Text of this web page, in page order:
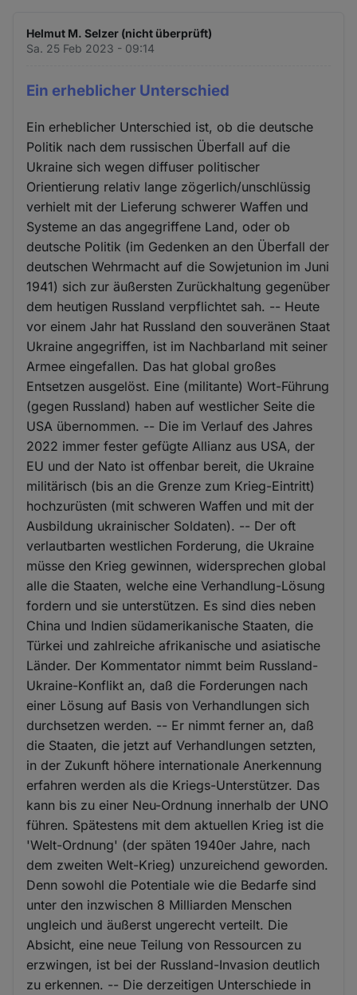
Helmut M. Selzer (nicht überprüft)
Sa. 25 Feb 2023 - 09:14
Ein erheblicher Unterschied
Ein erheblicher Unterschied ist, ob die deutsche
Politik nach dem russischen Überfall auf die
Ukraine sich wegen diffuser politischer
Orientierung relativ lange zögerlich/unschlüssig
verhielt mit der Lieferung schwerer Waffen und
Systeme an das angegriffene Land, oder ob
deutsche Politik (im Gedenken an den Überfall der
deutschen Wehrmacht auf die Sowjetunion im Juni
1941) sich zur äußersten Zurückhaltung gegenüber
dem heutigen Russland verpflichtet sah. -- Heute
vor einem Jahr hat Russland den souveränen Staat
Ukraine angegriffen, ist im Nachbarland mit seiner
Armee eingefallen. Das hat global großes
Entsetzen ausgelöst. Eine (militante) Wort-Führung
(gegen Russland) haben auf westlicher Seite die
USA übernommen. -- Die im Verlauf des Jahres
2022 immer fester gefügte Allianz aus USA, der
EU und der Nato ist offenbar bereit, die Ukraine
militärisch (bis an die Grenze zum Krieg-Eintritt)
hochzurüsten (mit schweren Waffen und mit der
Ausbildung ukrainischer Soldaten). -- Der oft
verlautbarten westlichen Forderung, die Ukraine
müsse den Krieg gewinnen, widersprechen global
alle die Staaten, welche eine Verhandlung-Lösung
fordern und sie unterstützen. Es sind dies neben
China und Indien südamerikanische Staaten, die
Türkei und zahlreiche afrikanische und asiatische
Länder. Der Kommentator nimmt beim Russland-
Ukraine-Konflikt an, daß die Forderungen nach
einer Lösung auf Basis von Verhandlungen sich
durchsetzen werden. -- Er nimmt ferner an, daß
die Staaten, die jetzt auf Verhandlungen setzten,
in der Zukunft höhere internationale Anerkennung
erfahren werden als die Kriegs-Unterstützer. Das
kann bis zu einer Neu-Ordnung innerhalb der UNO
führen. Spätestens mit dem aktuellen Krieg ist die
'Welt-Ordnung' (der späten 1940er Jahre, nach
dem zweiten Welt-Krieg) unzureichend geworden.
Denn sowohl die Potentiale wie die Bedarfe sind
unter den inzwischen 8 Milliarden Menschen
ungleich und äußerst ungerecht verteilt. Die
Absicht, eine neue Teilung von Ressourcen zu
erzwingen, ist bei der Russland-Invasion deutlich
zu erkennen. -- Die derzeitigen Unterschiede in